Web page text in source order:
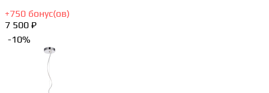
+750 бонус(ов)
7 500 ₽
-10%